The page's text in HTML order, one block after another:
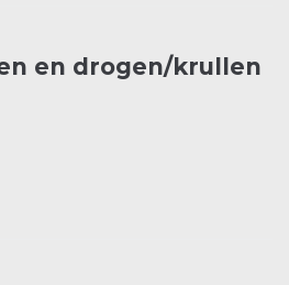
en drogen/krullen